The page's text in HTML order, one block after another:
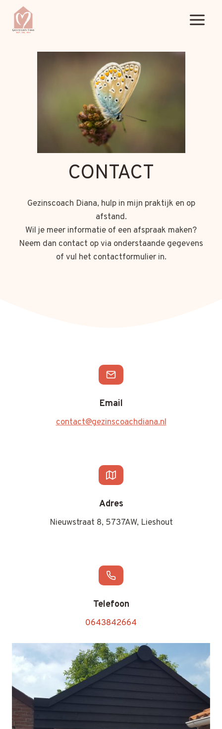
Doorgaan
inhoud
CONTACT
Gezinscoach Diana, hulp in mijn praktijk en op
afstand.
Wil je meer informatie of een afspraak maken?
Neem dan contact op via onderstaande gegevens
of vul het contactformulier in.
Email
contact@gezinscoachdiana.nl
Adres
Nieuwstraat 8, 5737AW, Lieshout
Telefoon
0643842664